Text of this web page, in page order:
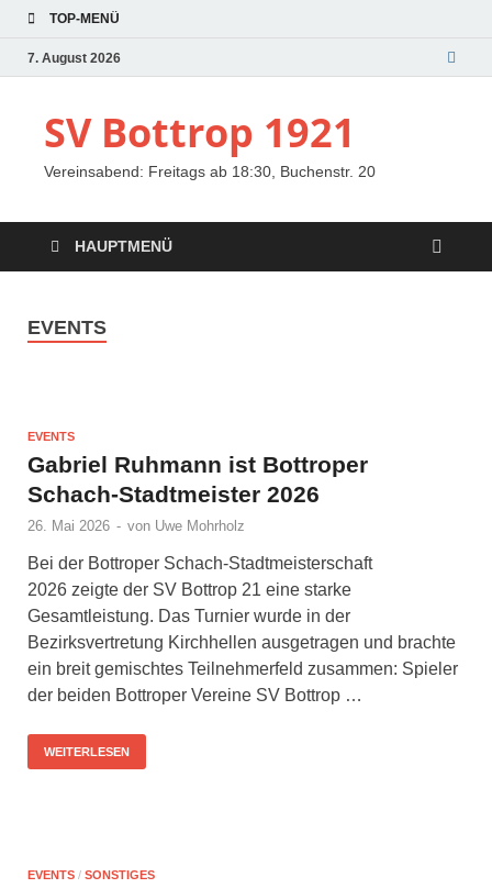
TOP-MENÜ
7. August 2026
SV Bottrop 1921
Vereinsabend: Freitags ab 18:30, Buchenstr. 20
HAUPTMENÜ
EVENTS
EVENTS
Gabriel Ruhmann ist Bottroper
Schach-Stadtmeister 2026
26. Mai 2026 - von Uwe Mohrholz
Bei der Bottroper Schach-Stadtmeisterschaft
2026 zeigte der SV Bottrop 21 eine starke
Gesamtleistung. Das Turnier wurde in der
Bezirksvertretung Kirchhellen ausgetragen und brachte
ein breit gemischtes Teilnehmerfeld zusammen: Spieler
der beiden Bottroper Vereine SV Bottrop …
WEITERLESEN
EVENTS / SONSTIGES